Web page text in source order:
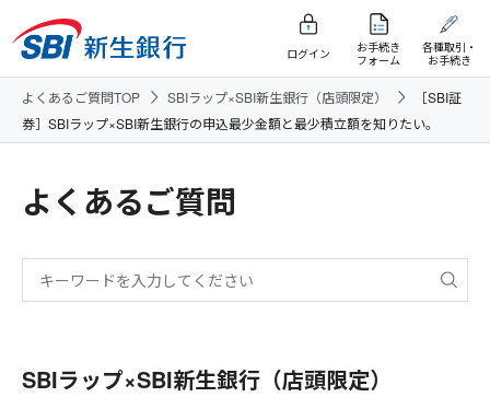
ログイン
お手続き
フォーム
各種取引・
お手続き
よくあるご質問TOP SBIラップ×SBI新生銀行（店頭限定）
［SBI証
券］SBIラップ×SBI新生銀行の申込最少金額と最少積立額を知りたい。
よくあるご質問
SBIラップ×SBI新生銀行（店頭限定）